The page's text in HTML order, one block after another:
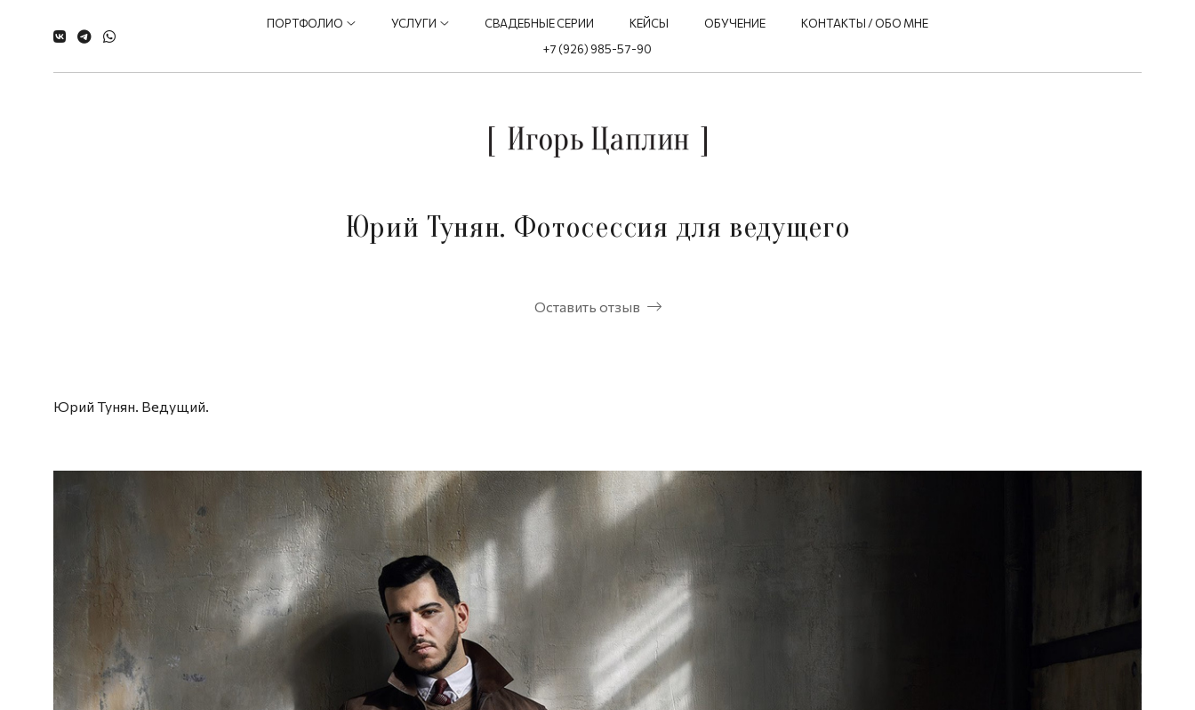
ПОРТФОЛИО УСЛУГИ СВАДЕБНЫЕ СЕРИИ КЕЙСЫ ОБУЧЕНИЕ
КОНТАКТЫ / ОБО МНЕ
+7 (926) 985-57-90
Юрий Тунян. Фотосессия для ведущего
Оставить отзыв
Юрий Тунян. Ведущий.